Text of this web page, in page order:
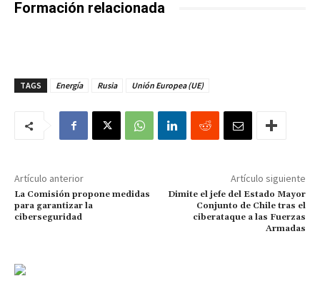
Formación relacionada
TAGS Energía Rusia Unión Europea (UE)
Artículo anterior
La Comisión propone medidas
para garantizar la
ciberseguridad
Artículo siguiente
Dimite el jefe del Estado Mayor
Conjunto de Chile tras el
ciberataque a las Fuerzas
Armadas